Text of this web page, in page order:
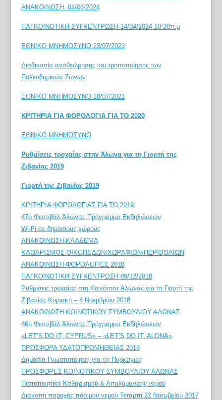
ΑΝΑΚΟΙΝΩΣΗ. 04/06/2024
ΠΑΓΚΟΙΝΟΤΙΚΗ ΣΥΓΚΕΝΤΡΩΣΗ 14/04/2024 10:30π.μ
ΕΘΝΙΚΟ ΜΝΗΜΟΣΥΝΟ 23/07/2023
Διαδικασία αναθεώρησης και τροποποίησης των
Πολεοδομικών Ζωνών
ΕΘΝΙΚΟ ΜΝΗΜΟΣΥΝΟ 18/07/2021
ΚΡΙΤΗΡΙΑ ΓΙΑ ΦΟΡΟΛΟΓΙΑ ΓΙΑ ΤΟ 2020
ΕΘΝΙΚΟ ΜΝΗΜΟΣΥΝΟ
Ρυθμίσεις τροχαίας στην Άλωνα για τη Γιορτή της
Ζιβανίας 2019
Γιορτή της Ζιβανίας 2019
ΚΡΙΤΗΡΙΑ ΦΟΡΟΛΟΓΙΑΣ ΓΙΑ ΤΟ 2019
47ο Φεστιβάλ Άλωνας Πρόγραμμα Εκδηλώσεων
Wi-Fi σε δημόσιους χώρους
ΑΝΑΚΟΙΝΩΣΗ-ΚΛΑΔΕΜΑ
ΚΑΘΑΡΙΣΜΟΣ ΟΙΚΟΠΕΔΩΝ/ΧΩΡΑΦΙΩΝ/ΠΕΡΙΒΟΛΙΩΝ
ΑΝΑΚΟΙΝΩΣΗ-ΦΟΡΟΛΟΓΙΕΣ 2018
ΠΑΓΚΟΙΝΟΤΙΚΗ ΣΥΓΚΕΝΤΡΩΣΗ 09/12/2018
Ρυθμίσεις τροχαίας στη Κοινότητα Άλωνας για τη Γιορτή της
Ζιβανίας Κυριακή – 4 Νοεμβρίου 2018
ΑΝΑΚΟΙΝΩΣΗ ΚΟΙΝΟΤΙΚΟΥ ΣΥΜΒΟΥΛΙΟΥ ΑΛΩΝΑΣ
46ο Φεστιβάλ Άλωνας Πρόγραμμα Εκδηλώσεων
«LET’S DO IT, CYPRUS» – «LET’S DO IT, ALONA»
ΠΡΟΣΦΟΡΑ ΥΔΑΤΟΠΡΟΜΗΘΕΙΑΣ 2018
Δημόσια Γνωστοποίηση για τις Πυρκαγιές
ΠΡΟΣΦΟΡΕΣ ΚΟΙΝΟΤΙΚΟΥ ΣΥΜΒΟΥΛΙΟΥ ΑΛΩΝΑΣ
Πιστοποιητικό Καθαρισμού & Απολύμανσης νερού
Διακοπή παροχής πόσιμου νερού Τετάρτη 22 Νοεμβρίου 2017